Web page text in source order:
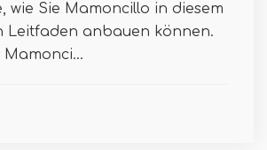
wie Sie Mamoncillo in diesem
Leitfaden anbauen können.